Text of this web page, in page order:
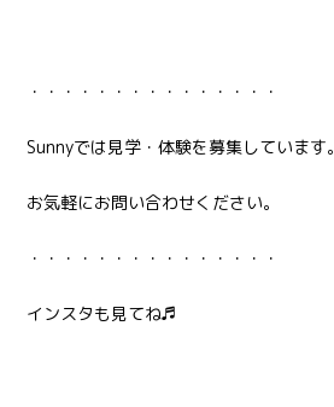
・・・・・・・・・・・・・・・
Sunnyでは見学・体験を募集しています。
お気軽にお問い合わせください。
・・・・・・・・・・・・・・・
インスタも見てね♬